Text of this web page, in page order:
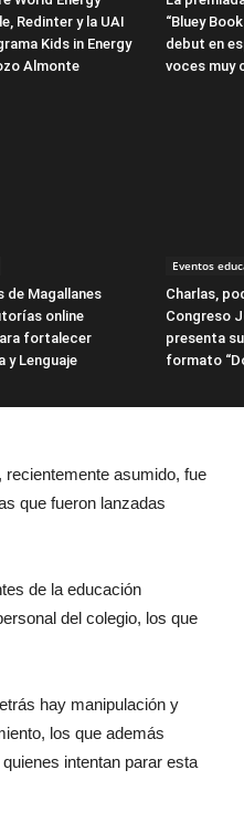
Redinter y la UAI
Kids in Energy
Almonte
“Bluey
debut en
voces muy
de Magallanes
online
fortalecer
y Lenguaje
Eventos
Charlas,
Congreso
presenta
formato
asumido, fue
que fueron lanzadas
de la educación
del colegio, los que
hay manipulación y
los que además
intentan parar esta